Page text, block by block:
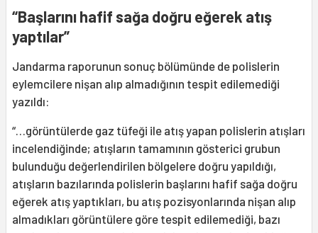
“Başlarını hafif sağa doğru eğerek atış
yaptılar”
Jandarma raporunun sonuç bölümünde de polislerin
eylemcilere nişan alıp almadığının tespit edilemediği
yazıldı:
“…görüntülerde gaz tüfeği ile atış yapan polislerin atışları
incelendiğinde; atışların tamamının gösterici grubun
bulunduğu değerlendirilen bölgelere doğru yapıldığı,
atışların bazılarında polislerin başlarını hafif sağa doğru
eğerek atış yaptıkları, bu atış pozisyonlarında nişan alıp
almadıkları görüntülere göre tespit edilemediği, bazı